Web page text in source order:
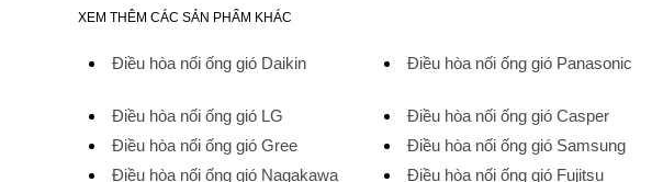
XEM THÊM CÁC SẢN PHẨM KHÁC
Điều hòa nối ống gió Daikin Điều hòa nối ống gió Panasonic
Điều hòa nối ống gió LG
Điều hòa nối ống gió Casper
Điều hòa nối ống gió Gree
Điều hòa nối ống gió Samsung
Điều hòa nối ống gió Nagakawa
Điều hòa nối ống gió Fujitsu